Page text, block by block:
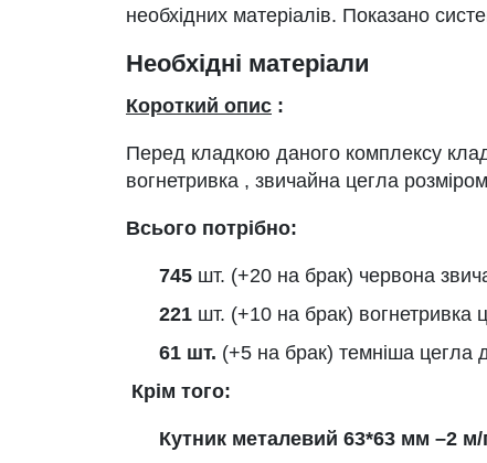
необхідних матеріалів. Показано
Необхідні матеріали
Короткий опис :
Перед кладкою даного комплексу
вогнетривка , звичайна цегла
Всього потрібно:
745 шт. (+20 на брак) червона
221 шт. (+10 на брак) вогнетривка
61 шт. (+5 на брак) темніша цегла
Крім того:
Кутник металевий 63*63 мм –2 м/